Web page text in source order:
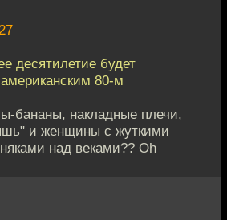
десятилетие будет
80-м
бананы, накладные плечи,
и женщины с жуткими
над веками?? Oh